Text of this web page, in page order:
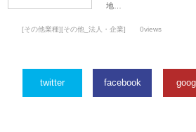
地…
[その他業種][その他_法人・企業] 0views
twitter facebook